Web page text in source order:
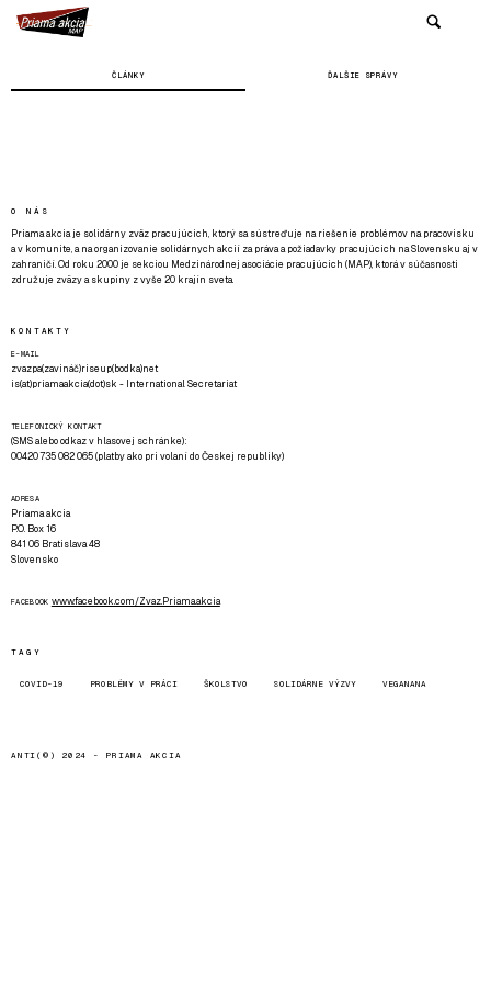
ČLÁNKY ĎALŠIE SPRÁVY
O NÁS
Priama akcia je solidárny zväz pracujúcich, ktorý sa sústreďuje na riešenie problémov na pracovisku
a v komunite, a na organizovanie solidárnych akcií za práva a požiadavky pracujúcich na Slovensku aj v
zahraničí. Od roku 2000 je sekciou Medzinárodnej asociácie pracujúcich (MAP), ktorá v súčasnosti
združuje zväzy a skupiny z vyše 20 krajín sveta.
KONTAKTY
E-MAIL
zvazpa(zavináč)riseup(bodka)net
is(at)priamaakcia(dot)sk - International Secretariat
TELEFONICKÝ KONTAKT
(SMS alebo odkaz v hlasovej schránke):
00420 735 082 065 (platby ako pri volaní do Českej republiky)
ADRESA
Priama akcia
P.O. Box 16
841 06 Bratislava 48
Slovensko
FACEBOOK www.facebook.com/Zvaz.Priama.akcia
TAGY
COVID-19 PROBLÉMY V PRÁCI ŠKOLSTVO SOLIDÁRNE VÝZVY VEGANANA
ANTI(©) 2024 - PRIAMA AKCIA